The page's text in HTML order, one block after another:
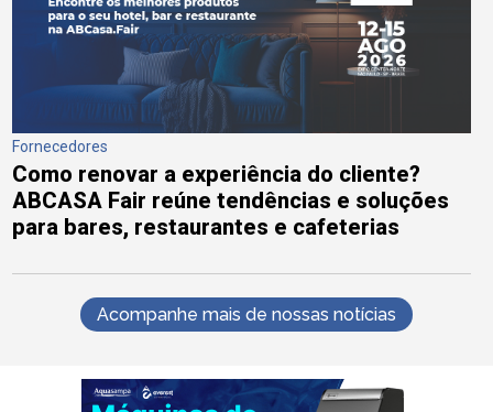
Fornecedores
Como renovar a experiência do cliente?
ABCASA Fair reúne tendências e soluções
para bares, restaurantes e cafeterias
Acompanhe mais de nossas notícias